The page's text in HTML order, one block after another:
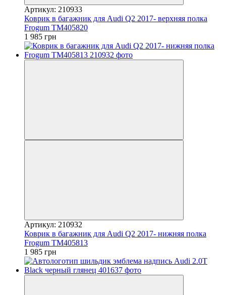
Артикул: 210933
Коврик в багажник для Audi Q2 2017- верхняя полка
Frogum TM405820
1 985 грн
Артикул: 210932
Коврик в багажник для Audi Q2 2017- нижняя полка
Frogum TM405813
1 985 грн